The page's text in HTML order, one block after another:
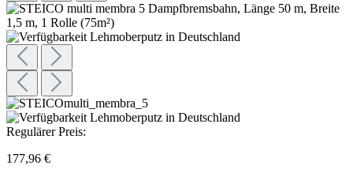
Regulärer Preis:
177,96 €